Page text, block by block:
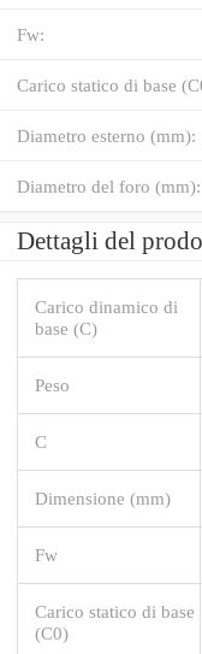
Fw:
Carico statico di base
Diametro esterno (mm):
Diametro del foro (mm):
Dettagli del
Carico dinamico di
base (C)
Peso
C
Dimensione (mm)
Fw
Carico statico di base
(C0)